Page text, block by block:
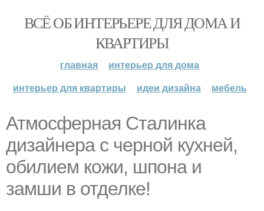
ВСЁ ОБ ИНТЕРЬЕРЕ ДЛЯ ДОМА И
КВАРТИРЫ
главная
интерьер для дома
интерьер для квартиры
идеи дизайна мебель
Атмосферная Сталинка
дизайнера с черной кухней,
обилием кожи, шпона и
замши в отделке!